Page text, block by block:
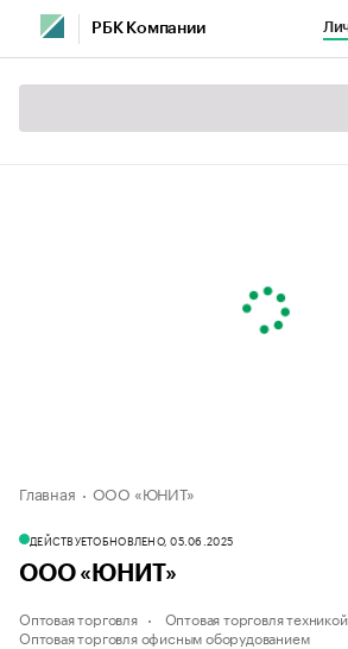
РБК Компании
Главная ООО «ЮНИТ»
ДЕЙСТВУЕТОБНОВЛЕНО, 05.06.2025
ООО «ЮНИТ»
Оптовая торговля
Оптовая торговля
Оптовая торговля офисным оборудованием